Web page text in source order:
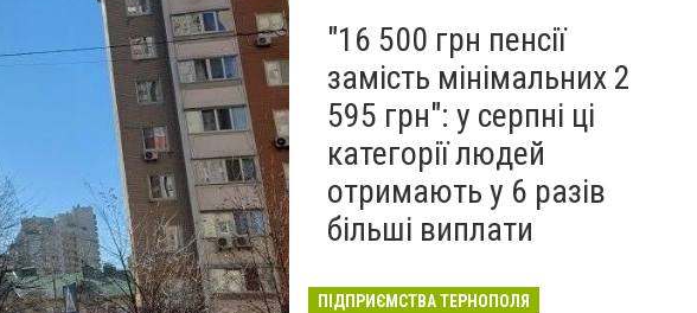
"16 500 грн пенсії
замість мінімальних 2
595 грн": у серпні ці
категорії людей
отримають у 6 разів
більші виплати
ПІДПРИЄМСТВА ТЕРНОПОЛЯ